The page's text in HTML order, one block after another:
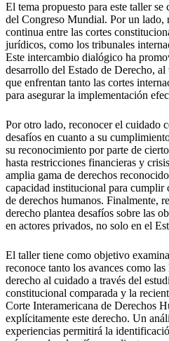
El tema propuesto para este taller
del Congreso Mundial. Por un lado,
continua entre las cortes
jurídicos, como los tribunales
Este intercambio dialógico ha
desarrollo del Estado de Derecho,
que enfrentan tanto las cortes
para asegurar la implementación
Por otro lado, reconocer el cuidado
desafíos en cuanto a su
su reconocimiento por parte de
hasta restricciones financieras y
amplia gama de derechos
capacidad institucional para cumplir
de derechos humanos. Finalmente,
derecho plantea desafíos sobre las
en actores privados, no solo en el
El taller tiene como objetivo
reconoce tanto los avances como
derecho al cuidado a través del
constitucional comparada y la
Corte Interamericana de Derechos
explícitamente este derecho. Un
experiencias permitirá la